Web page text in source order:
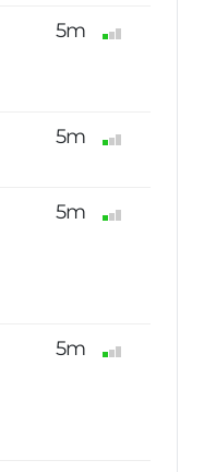
5m
5m
5m
5m